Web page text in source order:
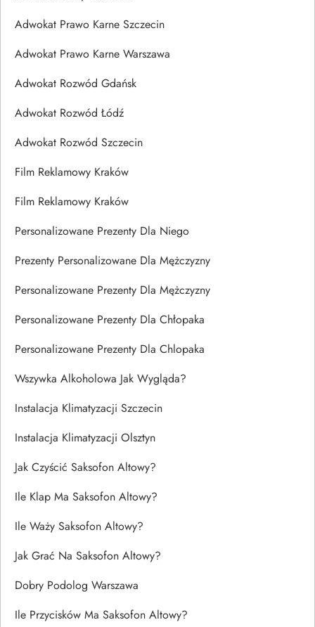
Adwokat Prawo Karne Szczecin
Adwokat Prawo Karne Warszawa
Adwokat Rozwód Gdańsk
Adwokat Rozwód Łódź
Adwokat Rozwód Szczecin
Film Reklamowy Kraków
Film Reklamowy Kraków
Personalizowane Prezenty Dla Niego
Prezenty Personalizowane Dla Mężczyzny
Personalizowane Prezenty Dla Mężczyzny
Personalizowane Prezenty Dla Chłopaka
Personalizowane Prezenty Dla Chlopaka
Wszywka Alkoholowa Jak Wygląda?
Instalacja Klimatyzacji Szczecin
Instalacja Klimatyzacji Olsztyn
Jak Czyścić Saksofon Altowy?
Ile Klap Ma Saksofon Altowy?
Ile Waży Saksofon Altowy?
Jak Grać Na Saksofon Altowy?
Dobry Podolog Warszawa
Ile Przycisków Ma Saksofon Altowy?